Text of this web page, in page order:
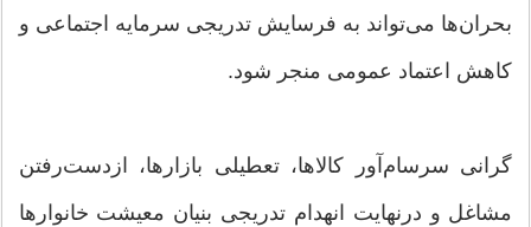
بحران‌ها می‌تواند به فرسایش تدریجی سرمایه اجتماعی و
کاهش اعتماد عمومی منجر شود.
گرانی سرسام‌آور کالاها، تعطیلی بازارها، ازدست‌رفتن
مشاغل و درنهایت انهدام تدریجی بنیان معیشت خانوارها